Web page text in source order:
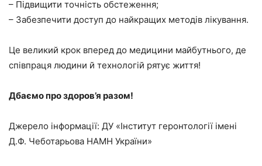
– Підвищити точність обстеження;
– Забезпечити доступ до найкращих методів лікування.
Це великий крок вперед до медицини майбутнього, де
співпраця людини й технологій рятує життя!
Дбаємо про здоров’я разом!
Джерело інформації: ДУ «Інститут геронтології імені
Д.Ф. Чеботарьова НАМН України»